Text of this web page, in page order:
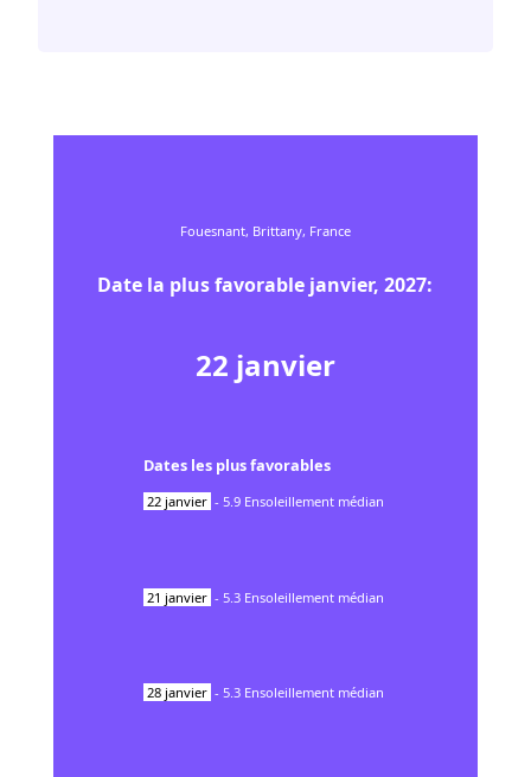
Fouesnant, Brittany, France
Date la plus favorable janvier, 2027:
22 janvier
Dates les plus favorables
22 janvier - 5.9 Ensoleillement médian
21 janvier - 5.3 Ensoleillement médian
28 janvier - 5.3 Ensoleillement médian